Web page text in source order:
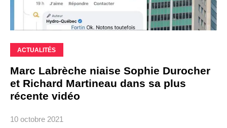
ACTUALITÉS
Marc Labrèche niaise Sophie Durocher
et Richard Martineau dans sa plus
récente vidéo
10 octobre 2021